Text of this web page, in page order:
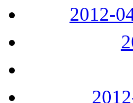
2012-